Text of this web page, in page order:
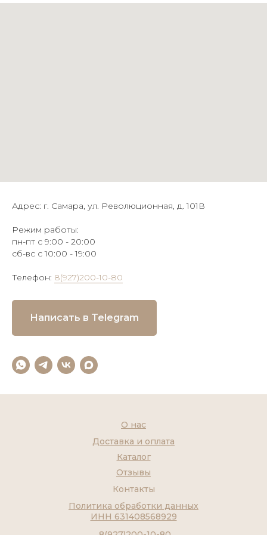
Адрес: г. Самара, ул. Революционная, д. 101В
Режим работы:
пн-пт с 9:00 - 20:00
сб-вс с 10:00 - 19:00
Телефон: 8(927)200-10-80
Написать в Telegram
Контакты
Каталог
О нас
Доставка и оплата
Отзывы
Политика обработки данных
ИНН 631408568929